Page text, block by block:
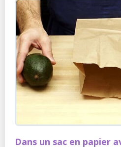
Dans un sac en papier